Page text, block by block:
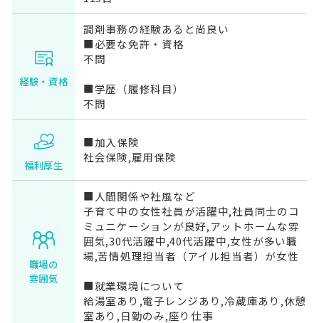
経験・資格
調剤事務の経験あると尚良い
■必要な免許・資格
不問
■学歴（履修科目）
不問
福利厚生
■加入保険
社会保険,雇用保険
職場の
雰囲気
■人間関係や社風など
子育て中の女性社員が活躍中,社員同士のコ
ミュニケーションが良好,アットホームな雰
囲気,30代活躍中,40代活躍中,女性が多い職
場,苦情処理担当者（アイル担当者）が女性
■就業環境について
給湯室あり,電子レンジあり,冷蔵庫あり,休憩
室あり,日勤のみ,座り仕事